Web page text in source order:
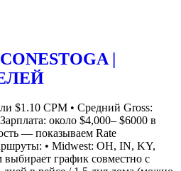
|
$1.10 CPM • Средний Gross:
около $4,000– $6000 в
— показываем Rate
• Midwest: OH, IN, KY,
график совместно с